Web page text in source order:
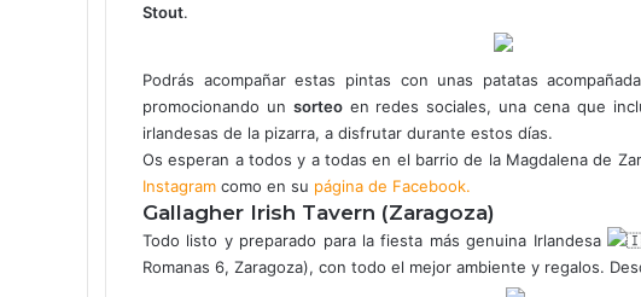
Stout.
Podrás acompañar estas pintas con unas patatas
promocionando un sorteoen redes sociales, una cena que
irlandesas de la pizarra, a disfrutar durante estos días.
Os esperan a todos y a todas en el barrio de la Magdalena de
Instagram como en su página de Facebook.
Gallagher Irish Tavern (Zaragoza)
Todo listo y preparado para la fiesta más genuina Irlandesa
Romanas 6, Zaragoza), con todo el mejor ambiente y regalos.